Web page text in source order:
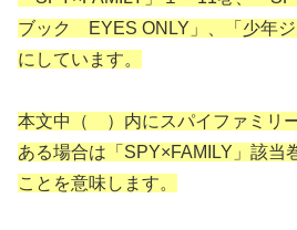
ブック EYES ONLY」、「少年
にしています。
本文中（ ）内にスパイファミリ
ある場合は「SPY×FAMILY」該当
ことを意味します。